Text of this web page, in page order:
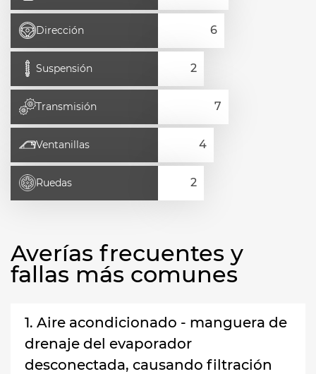
Dirección
Suspensión
Transmisión
Ventanillas
Ruedas
Averías frecuentes y
fallas más comunes
1. Aire acondicionado - manguera de
drenaje del evaporador
desconectada, causando filtración